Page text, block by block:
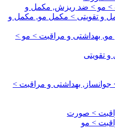
> مو > ضد ریزش, مکمل و
و تقویتی > مکمل مو, مکمل و
مو, بهداشتی و مراقبت > مو >
و تقویتی
بهداشتی و مراقبت >
> صورت
> مو